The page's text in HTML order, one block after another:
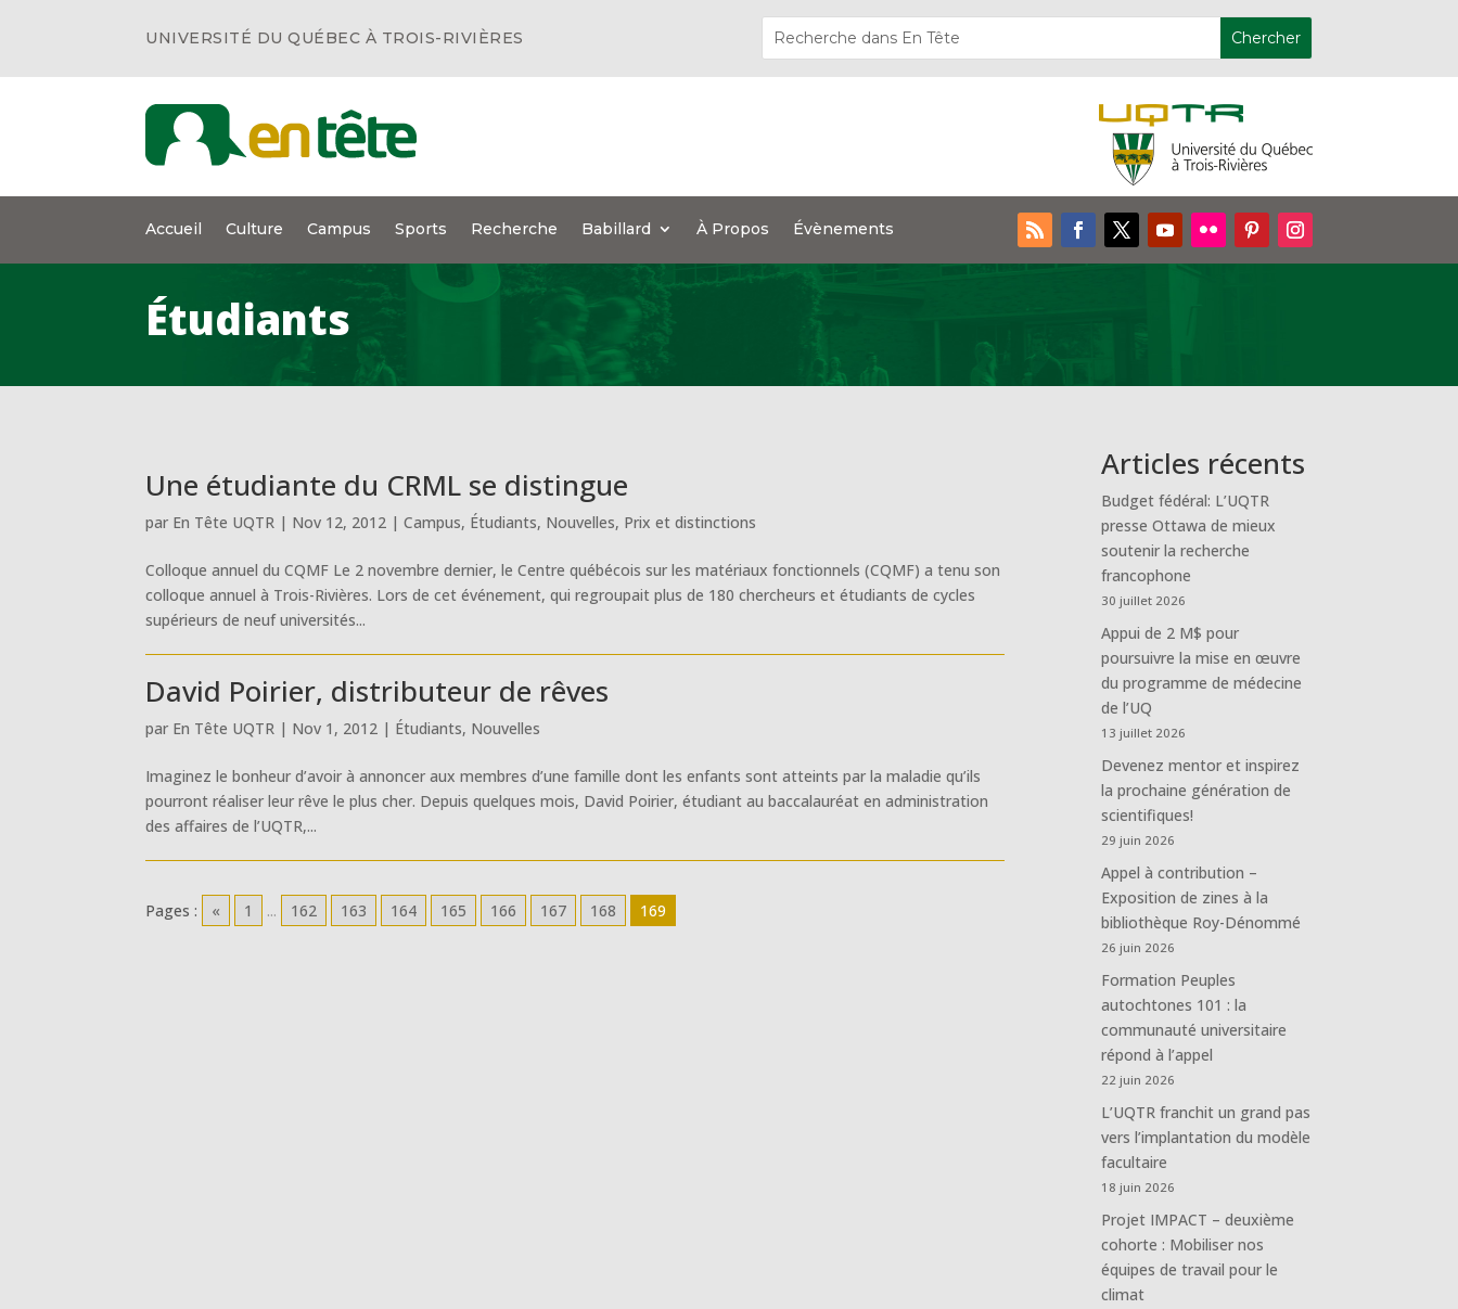
UNIVERSITÉ DU QUÉBEC À TROIS-RIVIÈRES
Accueil Culture Campus Sports Recherche Babillard À Propos Évènements
Étudiants
Une étudiante du CRML se distingue
par En Tête UQTR | Nov 12, 2012 |Campus, Étudiants, Nouvelles, Prix et distinctions
Colloque annuel du CQMF Le 2 novembre dernier, le Centre québécois sur les matériaux fonctionnels (CQMF) a tenu son
colloque annuel à Trois-Rivières. Lors de cet événement, qui regroupait plus de 180 chercheurs et étudiants de cycles
supérieurs de neuf universités...
David Poirier, distributeur de rêves
par En Tête UQTR | Nov 1, 2012 | Étudiants, Nouvelles
Imaginez le bonheur d’avoir à annoncer aux membres d’une famille dont les enfants sont atteints par la maladie qu’ils
pourront réaliser leur rêve le plus cher. Depuis quelques mois, David Poirier, étudiant au baccalauréat en administration
des affaires de l’UQTR,...
Pages : « 1 ... 162 163 164 165 166 167 168 169
Articles récents
Budget fédéral: L’UQTR
presse Ottawa de mieux
soutenir la recherche
francophone
30 juillet 2026
Appui de 2 M$ pour
poursuivre la mise en œuvre
du programme de médecine
de l’UQ
13 juillet 2026
Devenez mentor et inspirez
la prochaine génération de
scientifiques!
29 juin 2026
Appel à contribution –
Exposition de zines à la
bibliothèque Roy-Dénommé
26 juin 2026
Formation Peuples
autochtones 101 : la
communauté universitaire
répond à l’appel
22 juin 2026
L’UQTR franchit un grand pas
vers l’implantation du modèle
facultaire
18 juin 2026
Projet IMPACT – deuxième
cohorte : Mobiliser nos
équipes de travail pour le
climat